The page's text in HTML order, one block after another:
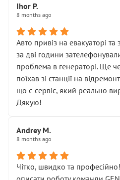
Далі ситуація тільки
• сказали, що тепер “потрібно
• що біля авто стояти вже не
• почали озвучувати купу
чіткого пояснення
( ну все зняли та доробили)
Окремий момент, який
мені заявили, що бачок
міняти разом із головним
Для людини, яка хоча б трохи
це звучить як мінімум
спроба продати дорогий
ущільнювачів.
Що прикро — це не перший
Ihor P.
8 months ago
Авто привіз на евакуаторі
за дві години
проблема в генераторі. Ще
поїхав зі станції на
що є сервіс, який реально
Дякую!
Andrey M.
8 months ago
Чітко, швидко та